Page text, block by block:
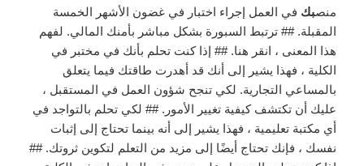
منصبك في العمل إجراء اختبار في غضون الأشهر الخمسة
المقبلة. ## ترتبط السبورة بشكل مباشر بأمنك المالي. لفهم
هذا المعنى ، انقر هنا. ## إذا كنت تحلم بأنك في مختبر في
الكلية ، فهذا يشير إلى أنك قد أهدرت طاقتك فيما يتعلق
بالمساعي التجارية. لكي تنجح شؤون العمل في المستقبل ،
عليك أن تكتشف كيفية تغيير الأمور. ## لكي تحلم بالتواجد في
أي مكتبة تعليمية ، فهذا يشير إلى أنه بينما تحتاج إلى إثبات
نفسك ، فإنك تحتاج أيضًا إلى مزيد من التعلم لتكوين ثروتك. ##